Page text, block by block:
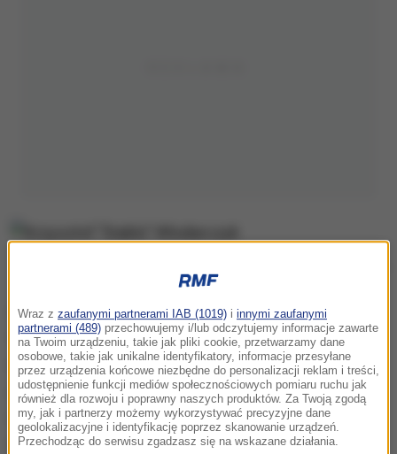
Do Sądu Rejonowego dla Warszawy-Woli w
Warszawie wpłynął wniosek o odroczenie wobec
Krzysztofa W. wykonania kary. Wniosek teraz
oczekuje na nadanie biegu po zwrocie akt z Sądu
Okręgowego w Warszawie- poinformowała w środę
sekcja prasowa Sądu Okręgowego w Warszawie.
Wraz z zaufanymi partnerami IAB (1019) i innymi zaufanymi
partnerami (489) przechowujemy i/lub odczytujemy informacje zawarte
na Twoim urządzeniu, takie jak pliki cookie, przetwarzamy dane
osobowe, takie jak unikalne identyfikatory, informacje przesyłane
przez urządzenia końcowe niezbędne do personalizacji reklam i treści,
udostępnienie funkcji mediów społecznościowych pomiaru ruchu jak
również dla rozwoju i poprawny naszych produktów. Za Twoją zgodą
my, jak i partnerzy możemy wykorzystywać precyzyjne dane
geolokalizacyjne i identyfikację poprzez skanowanie urządzeń.
Przechodząc do serwisu zgadzasz się na wskazane działania.